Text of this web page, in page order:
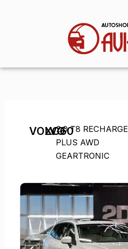
VOLVO
XC60
2.0 T8 RECHARGE
PLUS AWD
GEARTRONIC